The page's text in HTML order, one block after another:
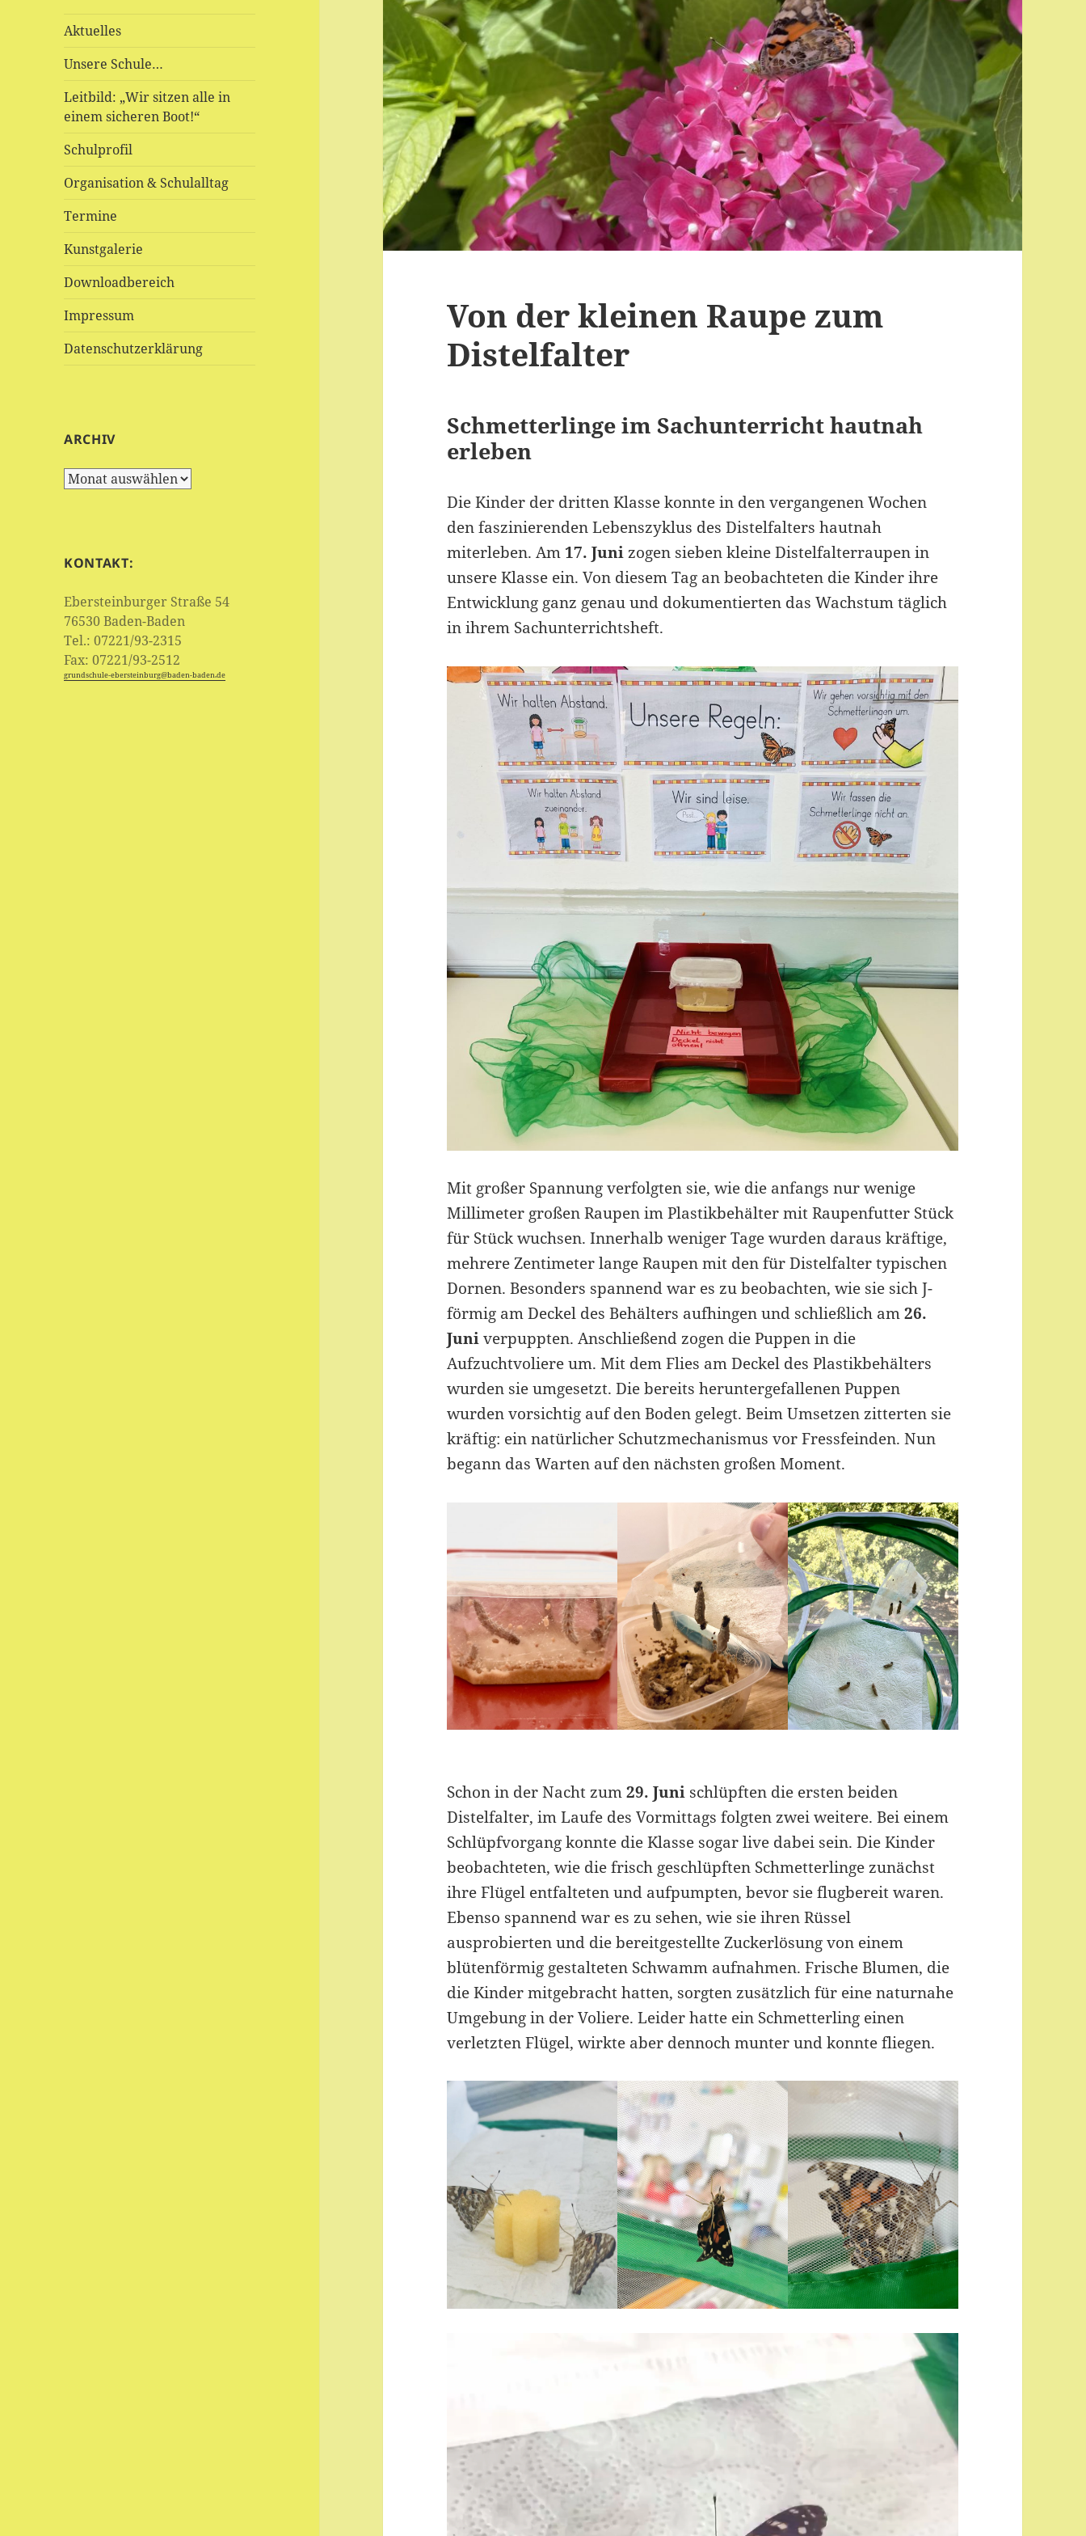
Aktuelles
Unsere Schule…
Leitbild: „Wir sitzen alle in
einem sicheren Boot!“
Schulprofil
Organisation & Schulalltag
Termine
Kunstgalerie
Downloadbereich
Impressum
Datenschutzerklärung
ARCHIV
Archiv
KONTAKT:
Ebersteinburger Straße 54
76530 Baden-Baden
Tel.: 07221/93-2315
Fax: 07221/93-2512
grundschule‑ebersteinburg@baden-baden.de
Von der kleinen Raupe zum
Distelfalter
Schmetterlinge im Sachunterricht hautnah
erleben
Die Kinder der dritten Klasse konnte in den vergangenen Wochen
den faszinierenden Lebenszyklus des Distelfalters hautnah
miterleben. Am 17. Junizogen sieben kleine Distelfalterraupen in
unsere Klasse ein. Von diesem Tag an beobachteten die Kinder ihre
Entwicklung ganz genau und dokumentierten das Wachstum täglich
in ihrem Sachunterrichtsheft.
Mit großer Spannung verfolgten sie, wie die anfangs nur wenige
Millimeter großen Raupen im Plastikbehälter mit Raupenfutter Stück
für Stück wuchsen. Innerhalb weniger Tage wurden daraus kräftige,
mehrere Zentimeter lange Raupen mit den für Distelfalter typischen
Dornen. Besonders spannend war es zu beobachten, wie sie sich J-
förmig am Deckel des Behälters aufhingen und schließlich am26.
Juniverpuppten. Anschließend zogen die Puppen in die
Aufzuchtvoliere um. Mit dem Flies am Deckel des Plastikbehälters
wurden sie umgesetzt. Die bereits heruntergefallenen Puppen
wurden vorsichtig auf den Boden gelegt. Beim Umsetzen zitterten sie
kräftig: ein natürlicher Schutzmechanismus vor Fressfeinden. Nun
begann das Warten auf den nächsten großen Moment.
Schon in der Nacht zum29. Juni schlüpften die ersten beiden
Distelfalter, im Laufe des Vormittags folgten zwei weitere. Bei einem
Schlüpfvorgang konnte die Klasse sogar live dabei sein. Die Kinder
beobachteten, wie die frisch geschlüpften Schmetterlinge zunächst
ihre Flügel entfalteten und aufpumpten, bevor sie flugbereit waren.
Ebenso spannend war es zu sehen, wie sie ihren Rüssel
ausprobierten und die bereitgestellte Zuckerlösung von einem
blütenförmig gestalteten Schwamm aufnahmen. Frische Blumen, die
die Kinder mitgebracht hatten, sorgten zusätzlich für eine naturnahe
Umgebung in der Voliere. Leider hatte ein Schmetterling einen
verletzten Flügel, wirkte aber dennoch munter und konnte fliegen.